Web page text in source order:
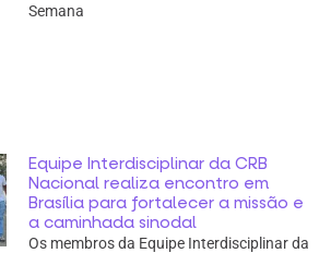
Semana
Equipe Interdisciplinar da CRB
Nacional realiza encontro em
Brasília para fortalecer a missão e
a caminhada sinodal
Os membros da Equipe Interdisciplinar da